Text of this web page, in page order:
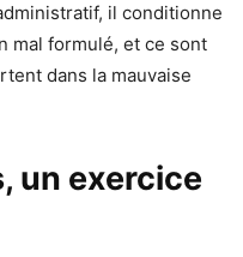
il conditionne
mal formulé, et ce sont
dans la mauvaise
un exercice